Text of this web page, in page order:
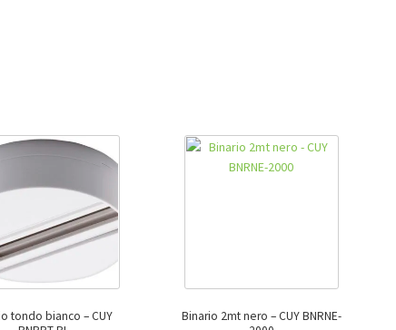
bianco – CUY
Binario 2mt nero – CUY BNRNE-